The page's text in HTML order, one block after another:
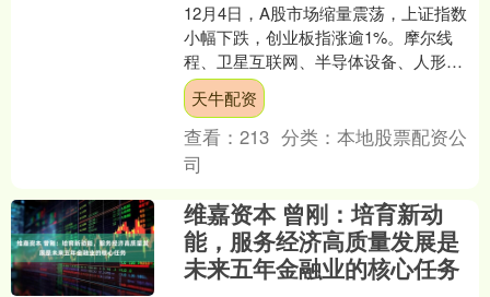
12月4日，A股市场缩量震荡，上证指数
小幅下跌，创业板指涨逾1%。摩尔线
程、卫星互联网、半导体设备、人形机
器人等概念板块走强，整个A股市场超
1400只股票上涨，....
天牛配资
查看：213 分类：本地股票配资公
司
维嘉资本 曾刚：培育新动
能，服务经济高质量发展是
未来五年金融业的核心任务